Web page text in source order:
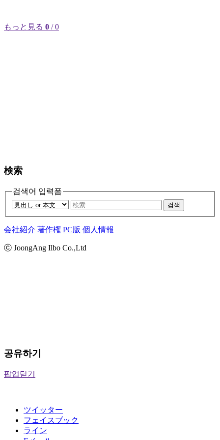
もっと見る 0 / 0
検索
검색어 입력폼
검색
会社紹介 著作権 PC版 個人情報
ⓒ JoongAng Ilbo Co.,Ltd
공유하기
팝업닫기
ツイッター
フェイスブック
ライン